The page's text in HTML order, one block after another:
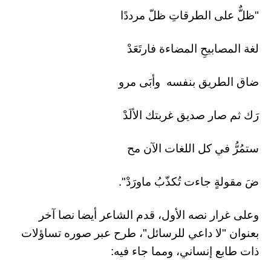
"ظلٌّ على الطرقاتِ ظلّ مرددًا
لغة المصابيحِ المضاءة فارتَعَدْ
ضاق الطريق بنفسه وأبَى مرو
رَك ثم صار صديق غربتك الألَدْ
ستمُرُّ في كل اللغات الآن مح
ضَ مقولةٍ جاءت تُكذّبُ ماورَدْ".
وعلى غرار نصه الأول، قدم الشاعر أيضا نصا آخر
بعنوان "لا داعي للرسائل"، طرح عبر صوره تساؤلات
ذات طابع إنساني، ومما جاء فيه: